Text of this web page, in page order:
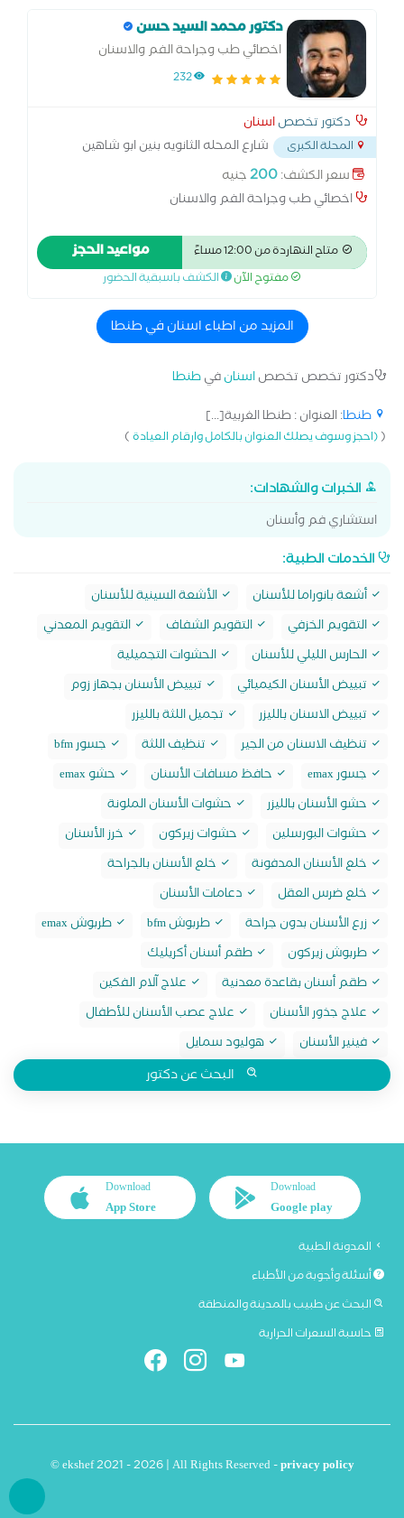
دكتور محمد السيد حسن
اخصائي طب وجراحة الفم والاسنان
232
دكتور تخصصاسنان
المحلة الكبرى
شارع المحله الثانويه بنين ابو شاهين
المحله الكبري...
سعر الكشف:200جنيه
اخصائي طب وجراحة الفم والاسنان
متاح النهاردة من 12:00 مساءً مواعيد الحجز
مفتوح الآن الكشف باسبقية الحضور
المزيد من اطباء اسنان في طنطا
دكتور تخصص تخصصاسنانفيطنطا
طنطا: العنوان : طنطا الغربية[...]
((احجز وسوف يصلك العنوان بالكامل وارقام العيادة)
الخبرات والشهادات:
استشاري فم وأسنان
الخدمات الطبية:
أشعة بانوراما للأسنان
الأشعة السينية للأسنان
التقويم الخزفي
التقويم الشفاف
التقويم المعدني
الحارس الليلي للأسنان
الحشوات التجميلية
تبييض الأسنان الكيميائي
تبييض الأسنان بجهاز زوم
تبييض الاسنان بالليزر
تجميل اللثة بالليزر
تنظيف الاسنان من الجير
تنظيف اللثة
جسور bfm
جسور emax
حافظ مسافات الأسنان
حشو emax
حشو الأسنان بالليزر
حشوات الأسنان الملونة
حشوات البورسلين
حشوات زيركون
خرز الأسنان
خلع الأسنان المدفونة
خلع الأسنان بالجراحة
خلع ضرس العقل
دعامات الأسنان
زرع الأسنان بدون جراحة
طربوش bfm
طربوش emax
طربوش زيركون
طقم أسنان أكريليك
طقم أسنان بقاعدة معدنية
علاج آلام الفكين
علاج جذور الأسنان
علاج عصب الأسنان للأطفال
فينير الأسنان
هوليود سمايل
البحث عن دكتور
Download
Google play
Download
App Store
المدونة الطبية
أسئلة وأجوبة من الأطباء
البحث عن طبيب بالمدينة والمنطقة
حاسبة السعرات الحرارية
© ekshef 2021 - 2026 | All Rights Reserved -privacy policy